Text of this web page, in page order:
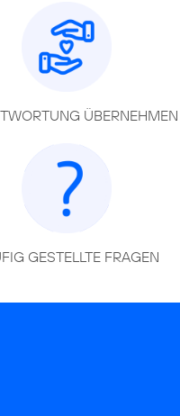
ÜBERNEHMEN
GESTELLTE FRAGEN